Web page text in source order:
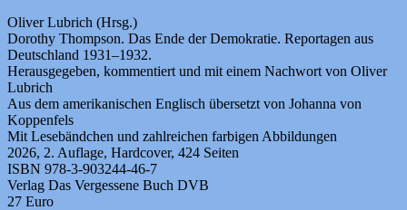
Oliver Lubrich (Hrsg.)
Dorothy Thompson. Das Ende der Demokratie. Reportagen aus
Deutschland 1931–1932.
Herausgegeben, kommentiert und mit einem Nachwort von Oliver
Lubrich
Aus dem amerikanischen Englisch übersetzt von Johanna von
Koppenfels
Mit Lesebändchen und zahlreichen farbigen Abbildungen
2026, 2. Auflage, Hardcover, 424 Seiten
ISBN 978-3-903244-46-7
Verlag Das Vergessene Buch DVB
27 Euro